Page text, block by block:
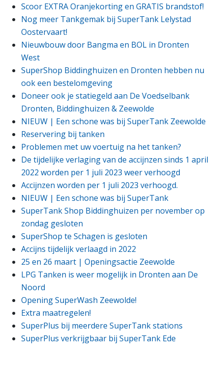
Scoor EXTRA Oranjekorting en GRATIS brandstof!
Nog meer Tankgemak bij SuperTank Lelystad
Oostervaart!
Nieuwbouw door Bangma en BOL in Dronten
West
SuperShop Biddinghuizen en Dronten hebben nu
ook een bestelomgeving
Doneer ook je statiegeld aan De Voedselbank
Dronten, Biddinghuizen & Zeewolde
NIEUW | Een schone was bij SuperTank Zeewolde
Reservering bij tanken
Problemen met uw voertuig na het tanken?
De tijdelijke verlaging van de accijnzen sinds 1 april
2022 worden per 1 juli 2023 weer verhoogd
Accijnzen worden per 1 juli 2023 verhoogd.
NIEUW | Een schone was bij SuperTank
SuperTank Shop Biddinghuizen per november op
zondag gesloten
SuperShop te Schagen is gesloten
Accijns tijdelijk verlaagd in 2022
25 en 26 maart | Openingsactie Zeewolde
LPG Tanken is weer mogelijk in Dronten aan De
Noord
Opening SuperWash Zeewolde!
Extra maatregelen!
SuperPlus bij meerdere SuperTank stations
SuperPlus verkrijgbaar bij SuperTank Ede